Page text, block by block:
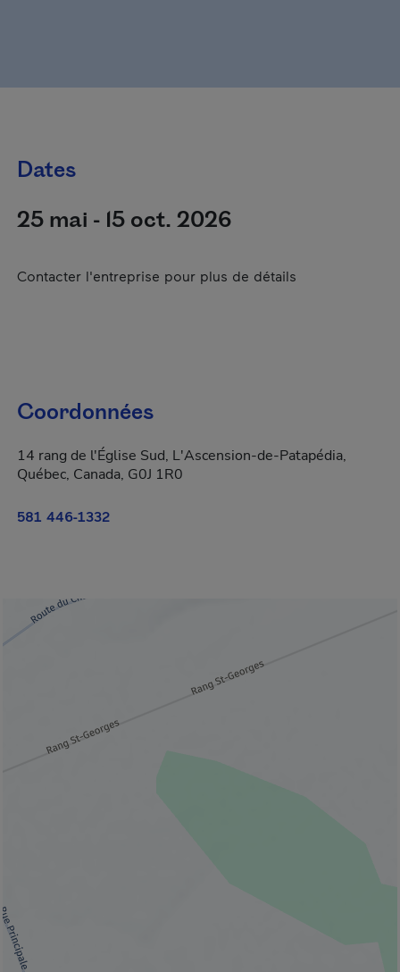
Dates
25 mai - 15 oct. 2026
Contacter l'entreprise pour plus de détails
Coordonnées
14 rang de l'Église Sud, L'Ascension-de-Patapédia,
Québec, Canada, G0J 1R0
581 446-1332